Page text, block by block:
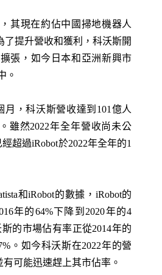
其現在約佔中國掃地機器人
了提升營收和獲利，科沃斯開
張，如今日本和亞洲新興市
。
月，科沃斯營收達到101億人
雖然2022年全年營收尚未公
超過iRobot於2022年全年的1
和iRobot的數據，iRobot的
年的64%下降到2020年的4
的市場佔有率正從2014年的
。如今科沃斯在2022年的營
可能迅速趕上其市佔率。